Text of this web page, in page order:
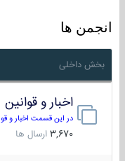
انجمن ها
بخش داخلی
اخبار و قوانین
در این قسمت اخبار و
3,670 ارسال ها